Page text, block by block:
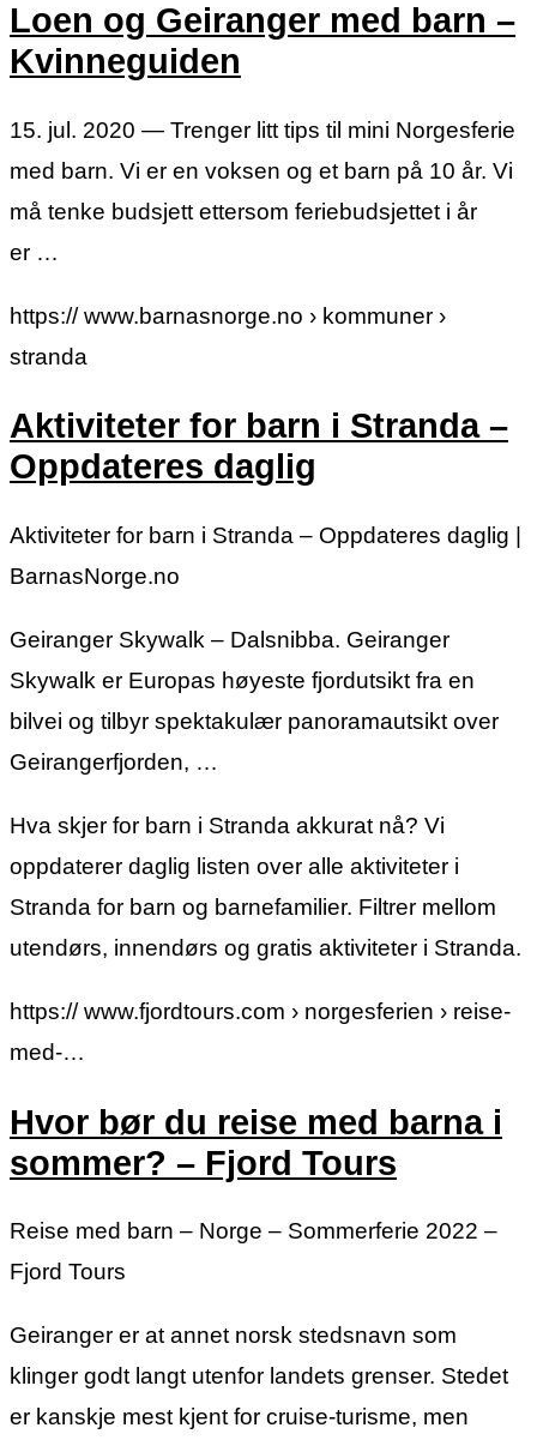
Loen og Geiranger med barn –
Kvinneguiden
15. jul. 2020 — Trenger litt tips til mini Norgesferie
med barn. Vi er en voksen og et barn på 10 år. Vi
må tenke budsjett ettersom feriebudsjettet i år
er …
https:// www.barnasnorge.no › kommuner ›
stranda
Aktiviteter for barn i Stranda –
Oppdateres daglig
Aktiviteter for barn i Stranda – Oppdateres daglig |
BarnasNorge.no
Geiranger Skywalk – Dalsnibba. Geiranger
Skywalk er Europas høyeste fjordutsikt fra en
bilvei og tilbyr spektakulær panoramautsikt over
Geirangerfjorden, …
Hva skjer for barn i Stranda akkurat nå? Vi
oppdaterer daglig listen over alle aktiviteter i
Stranda for barn og barnefamilier. Filtrer mellom
utendørs, innendørs og gratis aktiviteter i Stranda.
https:// www.fjordtours.com › norgesferien › reise-
med-…
Hvor bør du reise med barna i
sommer? – Fjord Tours
Reise med barn – Norge – Sommerferie 2022 –
Fjord Tours
Geiranger er at annet norsk stedsnavn som
klinger godt langt utenfor landets grenser. Stedet
er kanskje mest kjent for cruise-turisme, men